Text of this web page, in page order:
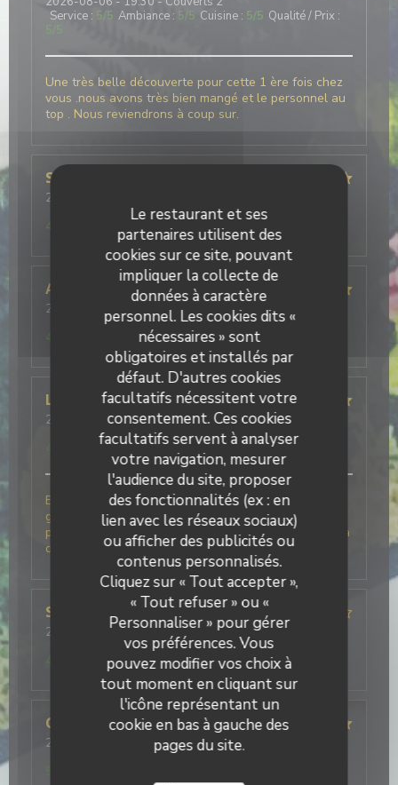
Le restaurant et ses
partenaires utilisent des
cookies sur ce site, pouvant
impliquer la collecte de
données à caractère
personnel. Les cookies dits «
nécessaires » sont
obligatoires et installés par
défaut. D'autres cookies
facultatifs nécessitent votre
consentement. Ces cookies
facultatifs servent à analyser
votre navigation, mesurer
l'audience du site, proposer
des fonctionnalités (ex : en
lien avec les réseaux sociaux)
ou afficher des publicités ou
contenus personnalisés.
Cliquez sur « Tout accepter »,
« Tout refuser » ou «
Personnaliser » pour gérer
vos préférences. Vous
pouvez modifier vos choix à
tout moment en cliquant sur
l'icône représentant un
cookie en bas à gauche des
pages du site.
Service : 5/5 Ambiance : 5/5 Cuisine : 5/5 Qualité / Prix :
5
/5
Une très belle découverte pour cette 1 ère fois chez
vous .nous avons très bien mangé et le personnel au
top . Nous reviendrons à coup sur.
Stephanie
2026-08-06
Ambiance: 4/5 Cuisine: 5/5
4
Aymeric
2026-08-01
- 20:00 - Couverts 2
/5 Ambiance: 5/5 Cuisine:4/5 Qualité / Prix
Ludovic
L
2026-08-01- 20:00 - Couverts 2
4/5 Ambiance :5/5 Cuisine :5/5 Qualité / Prix
Excellent accueil, beaucoup d'humour et de
générosité pour une vraie cuisine italienne avec des
produits frais. La glace basilic citron du fraggola est à
deguster à tout prix.
SYLVIE
2026-07-28 - 19:30 - Couverts 3
Ambiance:4/5 Cuisine :5/5 Qualité / Prix
Charlotte F
2026-06-06
- 12:30 - Couverts 6
Ambiance :